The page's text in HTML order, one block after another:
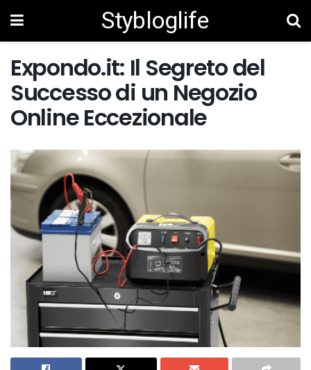
Stybloglife
Expondo.it: Il Segreto del
Successo di un Negozio
Online Eccezionale